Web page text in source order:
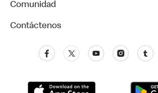
Comunidad
Contáctenos